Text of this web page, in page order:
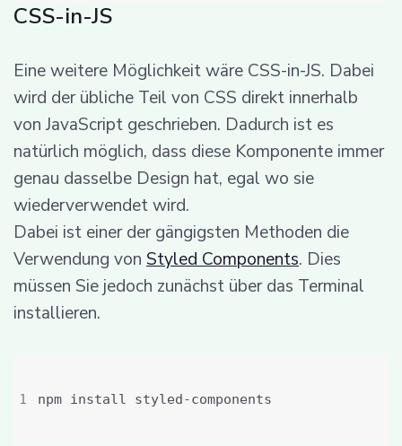
CSS-in-JS
Eine weitere Möglichkeit wäre CSS-in-JS. Dabei
wird der übliche Teil von CSS direkt innerhalb
von JavaScript geschrieben. Dadurch ist es
natürlich möglich, dass diese Komponente immer
genau dasselbe Design hat, egal wo sie
wiederverwendet wird.
Dabei ist einer der gängigsten Methoden die
Verwendung von Styled Components. Dies
müssen Sie jedoch zunächst über das Terminal
installieren.